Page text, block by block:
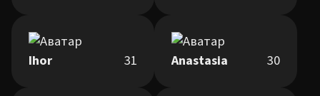
Ihor 31 Anastasia 30